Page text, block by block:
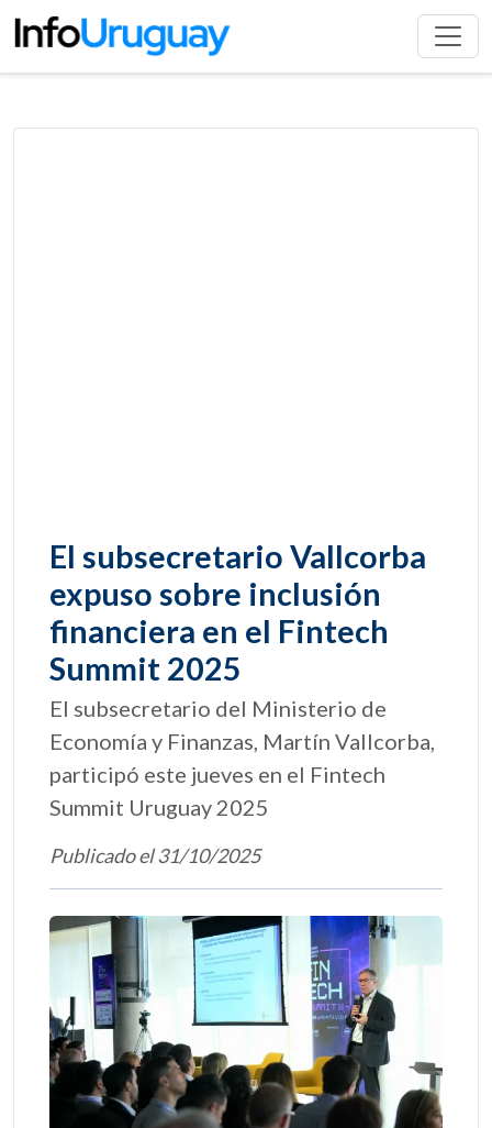
El subsecretario Vallcorba
expuso sobre inclusión
financiera en el Fintech
Summit 2025
El subsecretario del Ministerio de
Economía y Finanzas, Martín Vallcorba,
participó este jueves en el Fintech
Summit Uruguay 2025
Publicado el 31/10/2025